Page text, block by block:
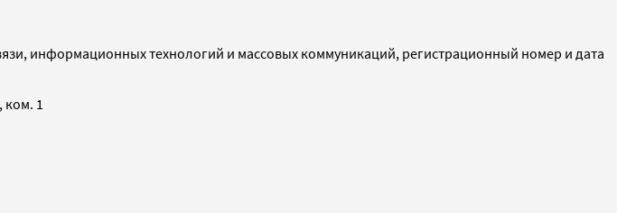
информационных технологий и массовых коммуникаций, регистрационный номер и дата
ком. 1